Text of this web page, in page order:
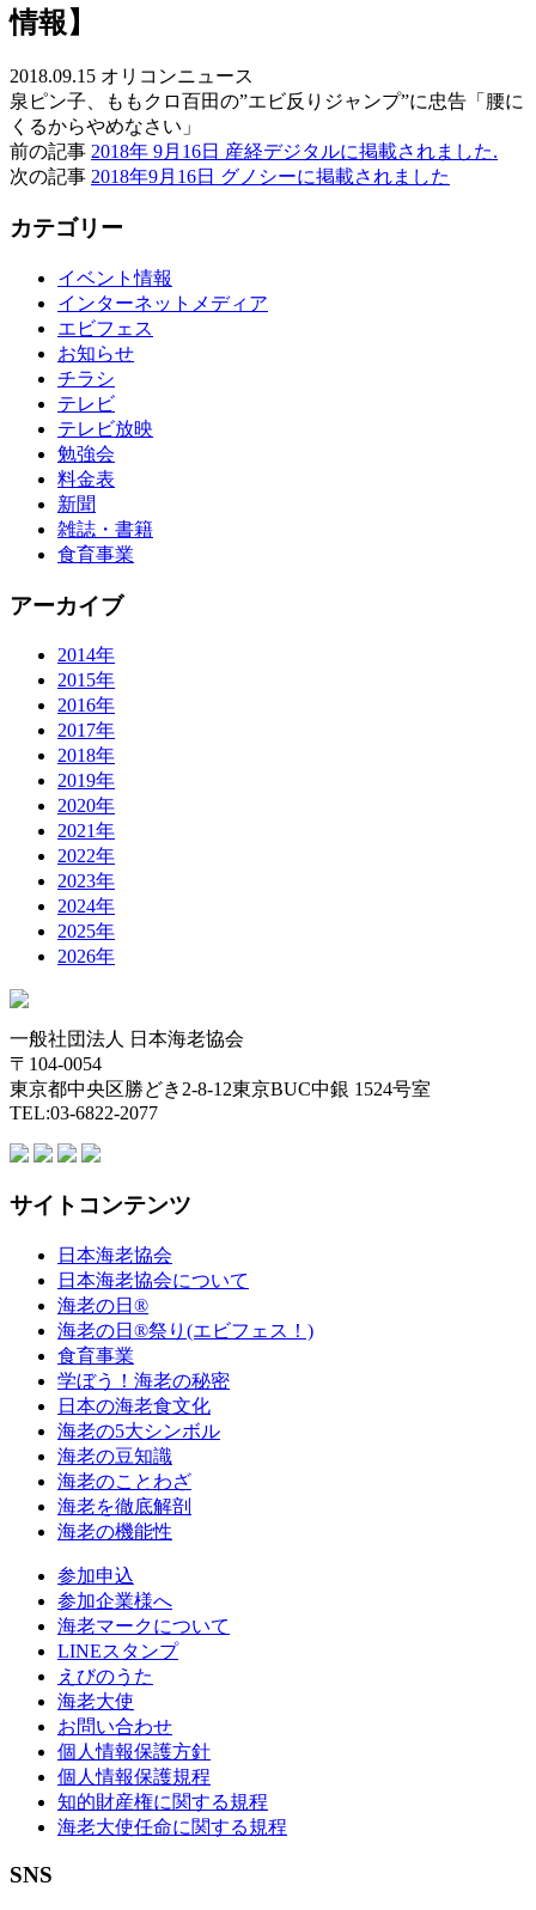
情報】
2018.09.15 オリコンニュース
泉ピン子、ももクロ百田の”エビ反りジャンプ”に忠告「腰に
くるからやめなさい」
前の記事 2018年 9月16日 産経デジタルに掲載されました.
次の記事 2018年9月16日 グノシーに掲載されました
カテゴリー
イベント情報
インターネットメディア
エビフェス
お知らせ
チラシ
テレビ
テレビ放映
勉強会
料金表
新聞
雑誌・書籍
食育事業
アーカイブ
2014年
2015年
2016年
2017年
2018年
2019年
2020年
2021年
2022年
2023年
2024年
2025年
2026年
一般社団法人 日本海老協会
〒104-0054
東京都中央区勝どき2-8-12東京BUC中銀 1524号室
TEL:03-6822-2077
サイトコンテンツ
日本海老協会
日本海老協会について
海老の日®
海老の日®祭り(エビフェス！)
食育事業
学ぼう！海老の秘密
日本の海老食文化
海老の5大シンボル
海老の豆知識
海老のことわざ
海老を徹底解剖
海老の機能性
参加申込
参加企業様へ
海老マークについて
LINEスタンプ
えびのうた
海老大使
お問い合わせ
個人情報保護方針
個人情報保護規程
知的財産権に関する規程
海老大使任命に関する規程
SNS